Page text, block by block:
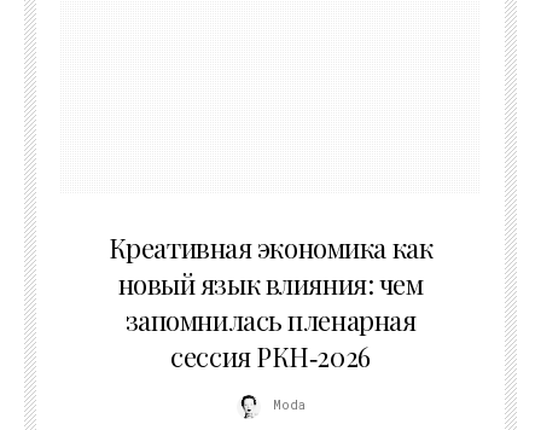
Креативная экономика как
новый язык влияния: чем
запомнилась пленарная
сессия РКН‑2026
Moda